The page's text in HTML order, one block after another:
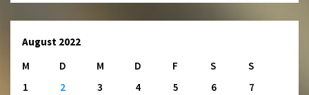
August 2022
M
D M D F S
S
1
2 3 4 5 6
7